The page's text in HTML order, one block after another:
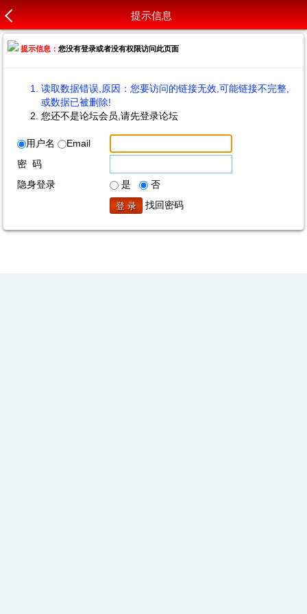
提示信息
提示信息：您没有登录或者没有权限访问此页面
读取数据错误,原因：您要访问的链接无效,可能链接不完整,
或数据已被删除!
您还不是论坛会员,请先登录论坛
用户名
Email
密 码
隐身登录
是
否
找回密码